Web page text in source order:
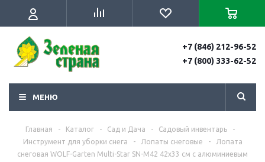
+7 (846) 212-96-52
+7 (800) 333-62-52
МЕНЮ
Главная - Каталог - Сад и Дача - Садовый инвентарь
-
Инструмент для уборки снега
- Лопаты снеговые -
Лопата
снеговая WOLF-Garten Multi-Star SN-M42 42х33 см с алюминиевым